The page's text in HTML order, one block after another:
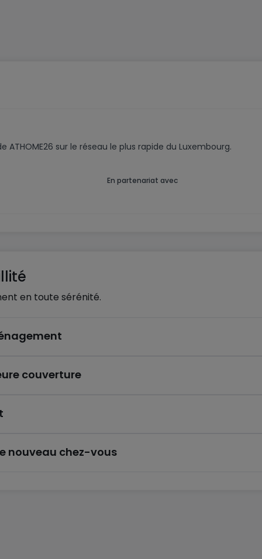
ATHOME26 sur le réseau le plus rapide du Luxembourg.
En partenariat avec
en toute sérénité.
couverture
nouveau chez-vous